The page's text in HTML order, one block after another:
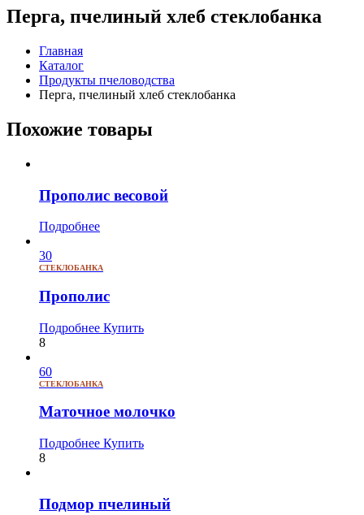
Перга, пчелиный хлеб стеклобанка
Главная
Каталог
Продукты пчеловодства
Перга, пчелиный хлеб стеклобанка
Похожие товары
Прополис весовой
Подробнее
30
СТЕКЛОБАНКА
Прополис
Подробнее Купить
8
60
СТЕКЛОБАНКА
Маточное молочко
Подробнее Купить
8
Подмор пчелиный